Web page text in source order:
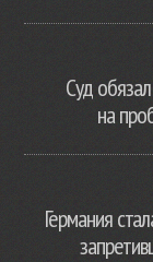
Суд
на
Германия